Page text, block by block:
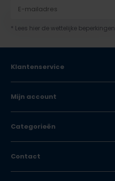
* Lees hier de wettelijke beperkingen
Klantenservice
Mijn account
Categorieën
Contact